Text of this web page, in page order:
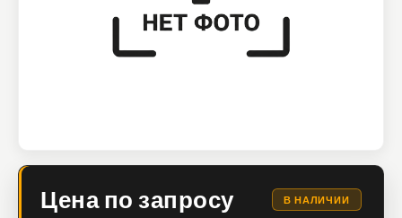
Цена по запросу В НАЛИЧИИ